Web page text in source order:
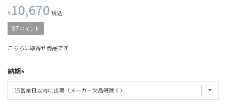
¥10,670 税込
97ポイント
こちらは取寄せ商品です
納期